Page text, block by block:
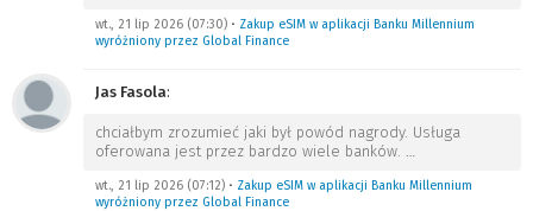
wt., 21 lip 2026 (07:30) • Zakup eSIM w aplikacji Banku Millennium
wyróżniony przez Global Finance
Jas Fasola:
chciałbym zrozumieć jaki był powód nagrody. Usługa
oferowana jest przez bardzo wiele banków. …
wt., 21 lip 2026 (07:12) • Zakup eSIM w aplikacji Banku Millennium
wyróżniony przez Global Finance